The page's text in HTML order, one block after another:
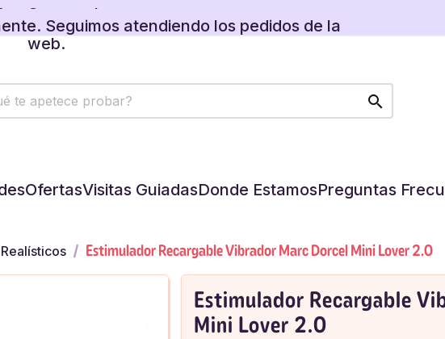
web.
regalos disponibles en tu carrito.
Seguimos atendiendo los pedidos de la
web.
regalos disponibles en tu carrito.

OfertasVisitas GuiadasDonde EstamosPreguntas
Realísticos Estimulador Recargable Vibrador Marc Dorcel Mini Lover 2.0
Estimulador Recargable
Mini Lover 2.0